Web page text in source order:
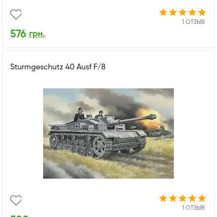
1 ОТЗЫВ
576 грн.
Sturmgeschutz 40 Ausf F/8
1 ОТЗЫВ